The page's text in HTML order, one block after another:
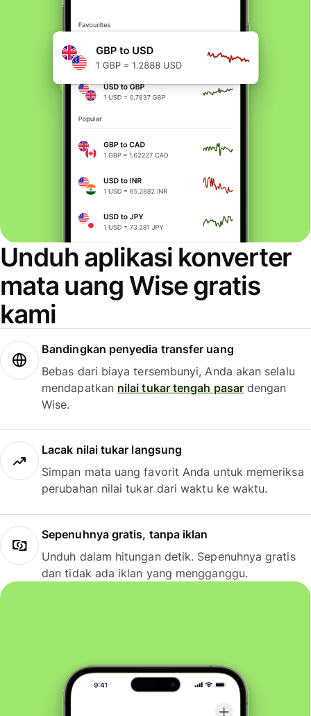
Unduh aplikasi konverter
mata uang Wise gratis
kami
Bandingkan penyedia transfer uang
Bebas dari biaya tersembunyi, Anda akan selalu
mendapatkan nilai tukar tengah pasardengan
Wise.
Lacak nilai tukar langsung
Simpan mata uang favorit Anda untuk memeriksa
perubahan nilai tukar dari waktu ke waktu.
Sepenuhnya gratis, tanpa iklan
Unduh dalam hitungan detik. Sepenuhnya gratis
dan tidak ada iklan yang mengganggu.